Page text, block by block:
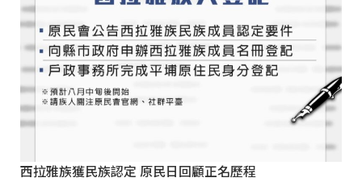
西拉雅族獲民族認定 原民日回顧正名歷程